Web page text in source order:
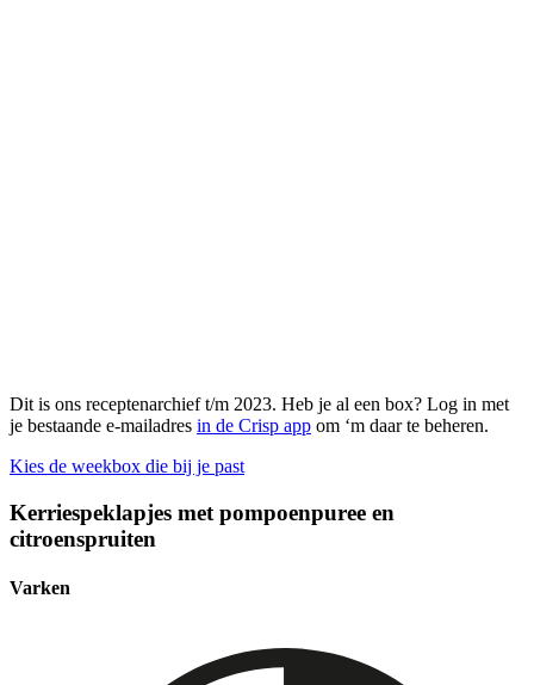
Dit is ons receptenarchief t/m 2023. Heb je al een box? Log in met
je bestaande e-mailadres in de Crisp app om ‘m daar te beheren.
Kies de weekbox die bij je past
Kerriespeklapjes met pompoenpuree en
citroenspruiten
Varken